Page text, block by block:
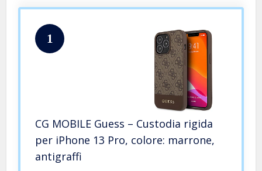
1
CG MOBILE Guess – Custodia rigida
per iPhone 13 Pro, colore: marrone,
antigraffi